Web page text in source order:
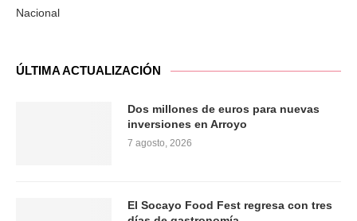
Nacional
ÚLTIMA ACTUALIZACIÓN
Dos millones de euros para nuevas
inversiones en Arroyo
7 agosto, 2026
El Socayo Food Fest regresa con tres